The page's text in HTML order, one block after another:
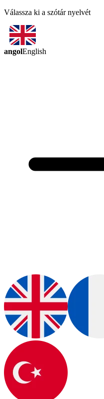
Válassza ki a szótár nyelvét
angolEnglish